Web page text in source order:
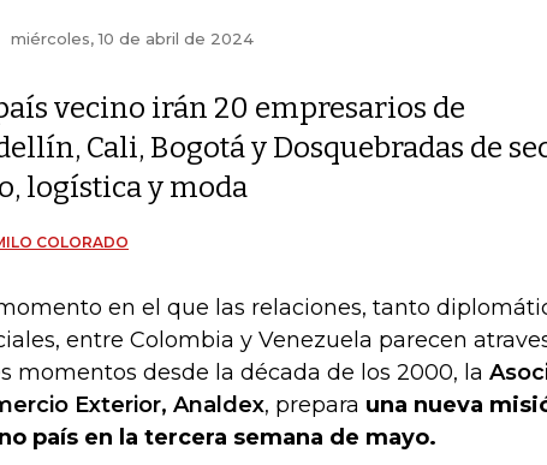
miércoles, 10 de abril de 2024
vecino irán 20 empresarios de
Cali, Bogotá y Dosquebradas de
logística y moda
COLORADO
en el que las relaciones, tanto
entre Colombia y Venezuela parecen
momentos desde la década de los 2000, la
Exterior, Analdex, prepara una nueva
país en la tercera semana de mayo.